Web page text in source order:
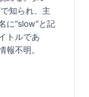
知られ、主
に“slow”と記
トルであ
報不明。